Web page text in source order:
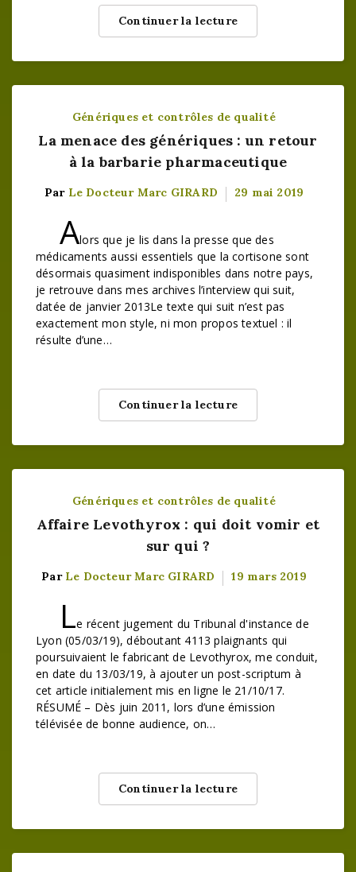
Continuer la lecture
Génériques et contrôles de qualité
La menace des génériques : un retour
à la barbarie pharmaceutique
Par Le Docteur Marc GIRARD 29 mai 2019
Alors que je lis dans la presse que des
médicaments aussi essentiels que la cortisone sont
désormais quasiment indisponibles dans notre pays,
je retrouve dans mes archives l’interview qui suit,
datée de janvier 2013Le texte qui suit n’est pas
exactement mon style, ni mon propos textuel : il
résulte d’une…
Continuer la lecture
Génériques et contrôles de qualité
Affaire Levothyrox : qui doit vomir et
sur qui ?
Par Le Docteur Marc GIRARD 19 mars 2019
Le récent jugement du Tribunal d'instance de
Lyon (05/03/19), déboutant 4113 plaignants qui
poursuivaient le fabricant de Levothyrox, me conduit,
en date du 13/03/19, à ajouter un post-scriptum à
cet article initialement mis en ligne le 21/10/17.
RÉSUMÉ – Dès juin 2011, lors d’une émission
télévisée de bonne audience, on…
Continuer la lecture